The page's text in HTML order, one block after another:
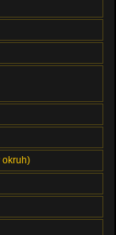
okruh)